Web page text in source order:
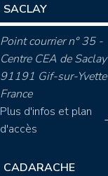
SACLAY
Point courrier n° 35 -
Centre CEA de Saclay
91191 Gif-sur-Yvette
France
Plus d'infos et plan
d'accès
CADARACHE